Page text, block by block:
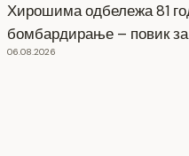
Хирошима одбележа 81
бомбардирање – повик за
06.08.2026